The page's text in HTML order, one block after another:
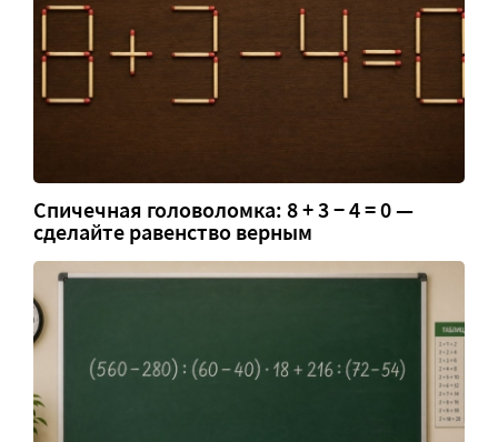
Спичечная головоломка: 8 + 3 − 4 = 0 —
сделайте равенство верным